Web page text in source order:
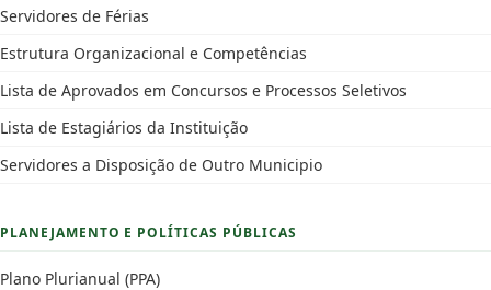
Servidores de Férias
Estrutura Organizacional e Competências
Lista de Aprovados em Concursos e Processos Seletivos
Lista de Estagiários da Instituição
Servidores a Disposição de Outro Municipio
PLANEJAMENTO E POLÍTICAS PÚBLICAS
Plano Plurianual (PPA)